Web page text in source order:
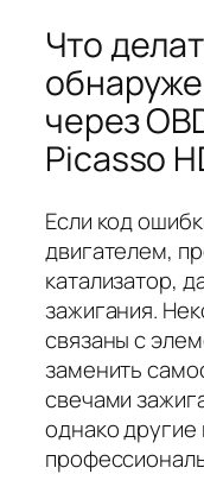
Что
через
Picasso
Если код
двигателем,
катализатор,
зажигания.
связаны с
заменить
свечами
однако другие